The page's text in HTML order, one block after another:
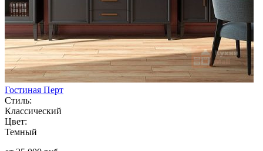
Гостиная Перт
Стиль:
Классический
Цвет:
Темный